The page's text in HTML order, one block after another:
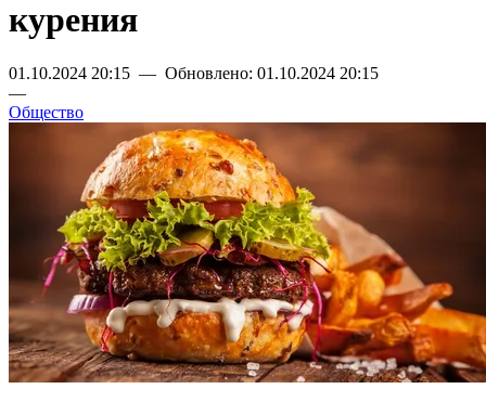
курения
01.10.2024 20:15 — Обновлено: 01.10.2024 20:15
—
Общество